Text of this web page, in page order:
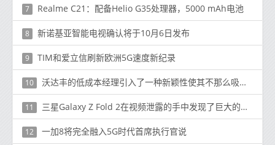
7 Realme C21：配备Helio G35处理器，5000 mAh电池
8 新诺基亚智能电视确认将于10月6日发布
9 TIM和爱立信刷新欧洲5G速度新纪录
10 沃达丰的低成本经理引入了一种新颖性使其不那么吸引人
11 三星Galaxy Z Fold 2在视频泄露的手中发现了巨大的折痕
12 一加8将完全融入5G时代首席执行官说